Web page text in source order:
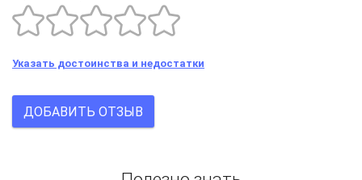
Указать достоинства и недостатки
ДОБАВИТЬ ОТЗЫВ